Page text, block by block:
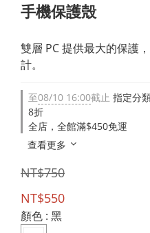
手機保護殼
雙層 PC 提供最大的保護
計。
至08/10 16:00截止 指定分
8折
全店，全館滿$450免運
查看更多
NT$750
NT$550
顏色 : 黑